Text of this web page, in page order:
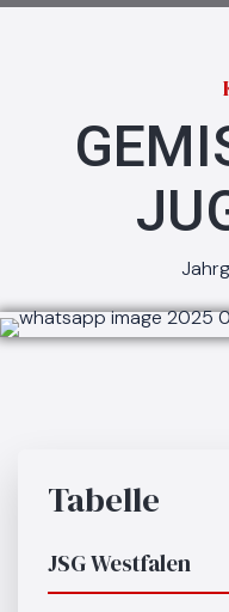
Tabelle
JSG Westfalen